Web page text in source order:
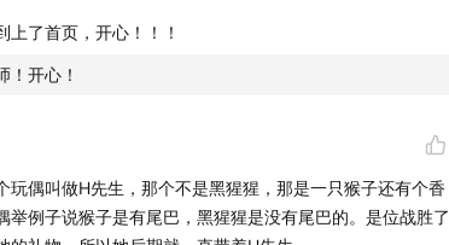
分别是研究山地大猩猩的戴安·福西，研究黑猩猩的
上了首页，开心！！！
！开心！
玩偶叫做H先生，那个不是黑猩猩，那是一只猴子还有个香
举例子说猴子是有尾巴，黑猩猩是没有尾巴的。是位战胜了